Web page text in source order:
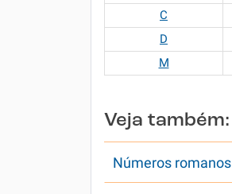
C
D
M
Veja também:
Números romanos